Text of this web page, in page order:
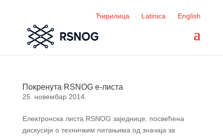
Ћирилица Latinica English
Покренута RSNOG е-листа
25. новембар 2014.
Електронска листа RSNOG заједнице, посвећена
дискусији о техничким питањима од значаја за